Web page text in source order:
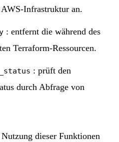
Infrastruktur an.
: entfernt die während des
Terraform-Ressourcen.
: prüft den
durch Abfrage von
dieser Funktionen